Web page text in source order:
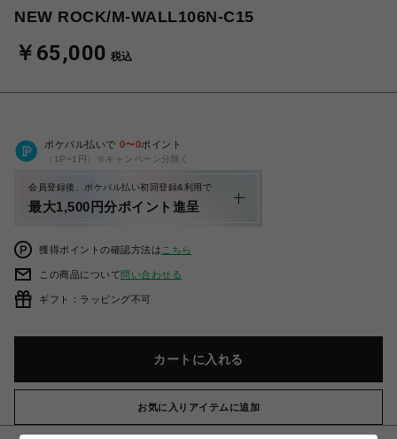
NEW ROCK/M-WALL106N-C15
￥65,000 税込
ポケパル払いで 0〜0ポイント
（1P=1円）※キャンペーン分除く
会員登録後、ポケパル払い初回登録&利用で
最大1,500円分ポイント進呈
獲得ポイントの確認方法は こちら
この商品について問い合わせる
ギフト：ラッピング不可
カートに入れる
お気に入りアイテムに追加